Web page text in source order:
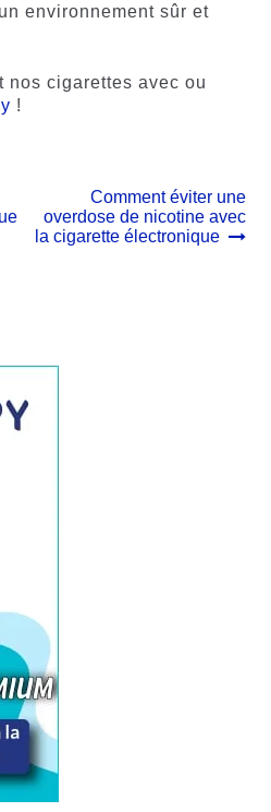
environnement sûr et
nos cigarettes avec ou
!
Article
suivant :
Comment éviter une
overdose de nicotine avec
la cigarette électronique